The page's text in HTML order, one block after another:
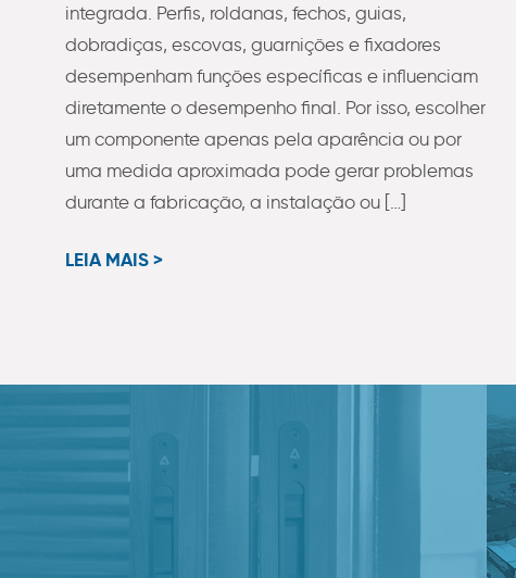
integrada. Perfis, roldanas, fechos, guias,
dobradiças, escovas, guarnições e fixadores
desempenham funções específicas e influenciam
diretamente o desempenho final. Por isso, escolher
um componente apenas pela aparência ou por
uma medida aproximada pode gerar problemas
durante a fabricação, a instalação ou […]
LEIA MAIS >